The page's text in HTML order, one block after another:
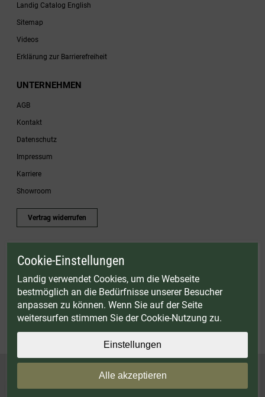
Landig Catalog English
Sitemap
Videos
Erklärung zur Barrierefreiheit
UNTERNEHMEN
AGB
Kontakt
Datenschutz
Impressum
Karriere
Showroom
Vertrag widerrufen
* Gültig bis einschließlich 17.08.2026. Keine Barauszahlung möglich. Nicht mit
Zubehörartikel. Nicht einlösbar auf bereits rabattierte Sets.
© Landig 1982-2026 (44 Jahre Qualität)
Weitere Marken oder Shops der Landig + Lava GmbH & Co. KG: LAVA - Vakuumiergeräte
DRY AGER - Reifeschränke|VIESSMANN - Kühlzellen
Cookie-Einstellungen
Landig verwendet Cookies, um die Webseite
bestmöglich an die Bedürfnisse unserer Besucher
anpassen zu können. Wenn Sie auf der Seite
weitersurfen stimmen Sie der Cookie-Nutzung zu.
Einstellungen
Alle akzeptieren